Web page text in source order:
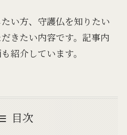
い方、守護仏を知りたい
きたい内容です。記事内
紹介しています。
目次